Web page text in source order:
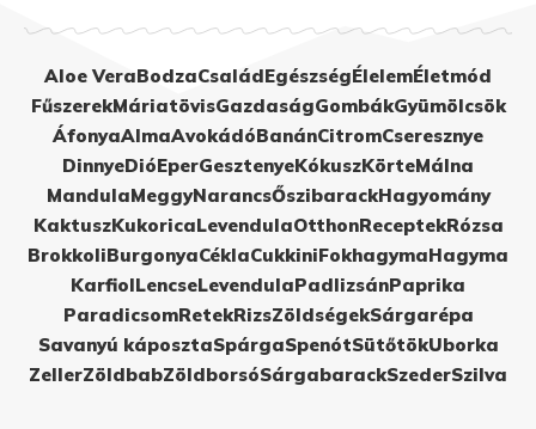
Aloe VeraBodzaCsaládEgészségÉlelemÉletmód
FűszerekMáriatövisGazdaságGombákGyümölcsök
ÁfonyaAlmaAvokádóBanánCitromCseresznye
DinnyeDióEperGesztenyeKókuszKörteMálna
MandulaMeggyNarancsŐszibarackHagyomány
KaktuszKukoricaLevendulaOtthonReceptekRózsa
BrokkoliBurgonyaCéklaCukkiniFokhagymaHagyma
KarfiolLencseLevendulaPadlizsánPaprika
ParadicsomRetekRizsZöldségekSárgarépa
Savanyú káposztaSpárgaSpenótSütőtökUborka
ZellerZöldbabZöldborsóSárgabarackSzederSzilva